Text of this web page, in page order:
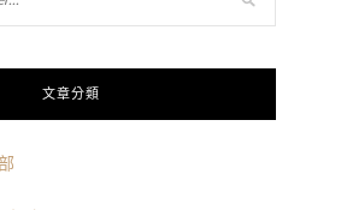
文章分類